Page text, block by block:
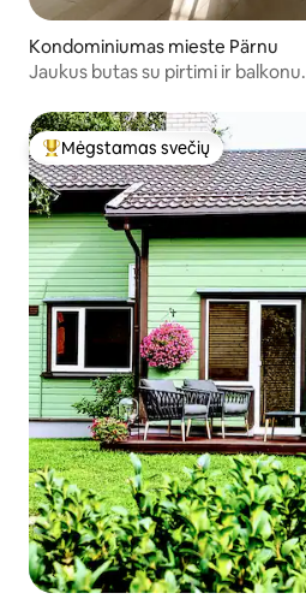
Kondominiumas mieste Pärnu
Jaukus butas su pirtimi ir balkonu.
Svečių mėgstamiausias
Mėgstamas svečių